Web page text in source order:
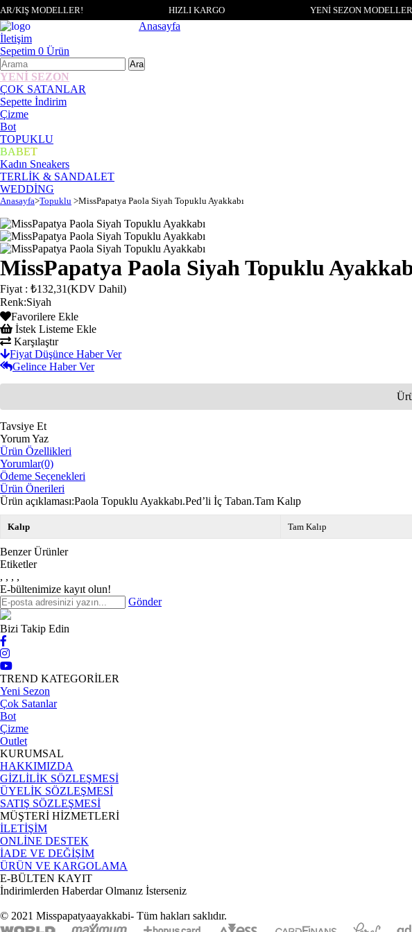
KIŞ MODELLER! HIZLI KARGO YENİ SEZON
Anasayfa
İletişim
Sepetim 0 Ürün
YENİ SEZON
ÇOK SATANLAR
Sepette İndirim
Çizme
Bot
TOPUKLU
BABET
Kadın Sneakers
TERLİK & SANDALET
WEDDİNG
Anasayfa>Topuklu >MissPapatya Paola Siyah Topuklu Ayakkabı
MissPapatya Paola Siyah Topuklu
Fiyat : ₺132,31(KDV Dahil)
Renk:Siyah
Favorilere Ekle
İstek Listeme Ekle
Karşılaştır
Fiyat Düşünce Haber Ver
Gelince Haber Ver
Tavsiye Et
Yorum Yaz
Ürün Özellikleri
Yorumlar(0)
Ödeme Seçenekleri
Ürün Önerileri
Ürün açıklaması:Paola Topuklu Ayakkabı.Ped’li İç Taban.Tam Kalıp
Kalıp Tam Kalıp
Benzer Ürünler
Etiketler
, , , ,
E-bültenimize kayıt olun!
Gönder
Bizi Takip Edin
TREND KATEGORİLER
Yeni Sezon
Çok Satanlar
Bot
Çizme
Outlet
KURUMSAL
HAKKIMIZDA
GİZLİLİK SÖZLEŞMESİ
ÜYELİK SÖZLEŞMESİ
SATIŞ SÖZLEŞMESİ
MÜŞTERİ HİZMETLERİ
İLETİŞİM
ONLİNE DESTEK
İADE VE DEĞİŞİM
ÜRÜN VE KARGOLAMA
E-BÜLTEN KAYIT
İndirimlerden Haberdar Olmanız İsterseniz
© 2021 Misspapatyaayakkabi- Tüm hakları saklıdır.